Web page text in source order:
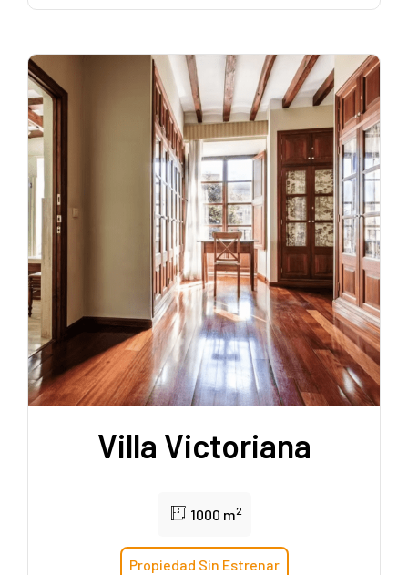
Villa Victoriana
1000 m2
Propiedad Sin Estrenar